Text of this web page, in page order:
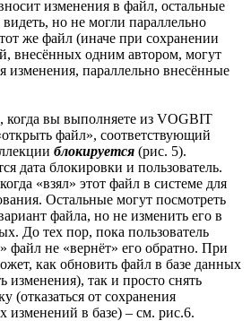
изменения в файл, остальные
видеть, но не могли параллельно
же файл (иначе при сохранении
внесённых одним автором, могут
изменения, параллельно внесённые
когда вы выполняете из VOGBIT
файл», соответствующий
блокируется (рис. 5).
дата блокировки и пользователь.
«взял» этот файл в системе для
Остальные могут посмотреть
файла, но не изменить его в
До тех пор, пока пользователь
файл не «вернёт» его обратно. При
как обновить файл в базе данных
изменения), так и просто снять
(отказаться от сохранения
изменений в базе) – см. рис.6.